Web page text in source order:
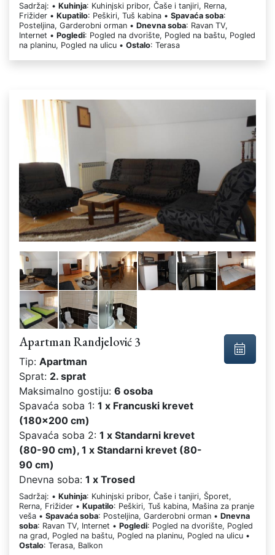
Sadržaj: • Kuhinja: Kuhinjski pribor, Čaše i tanjiri, Rerna,
Frižider • Kupatilo: Peškiri, Tuš kabina • Spavaća soba:
Posteljina, Garderobni orman • Dnevna soba: Ravan TV,
Internet • Pogledi: Pogled na dvorište, Pogled na baštu, Pogled
na planinu, Pogled na ulicu • Ostalo: Terasa
Apartman Randjelović 3
Tip: Apartman
Sprat: 2. sprat
Maksimalno gostiju: 6 osoba
Spavaća soba 1: 1 x Francuski krevet
(180x200 cm)
Spavaća soba 2: 1 x Standarni krevet
(80-90 cm), 1 x Standarni krevet (80-
90 cm)
Dnevna soba: 1 x Trosed
Sadržaj: • Kuhinja: Kuhinjski pribor, Čaše i tanjiri, Šporet,
Rerna, Frižider • Kupatilo: Peškiri, Tuš kabina, Mašina za pranje
veša • Spavaća soba: Posteljina, Garderobni orman • Dnevna
soba: Ravan TV, Internet • Pogledi: Pogled na dvorište, Pogled
na grad, Pogled na baštu, Pogled na planinu, Pogled na ulicu •
Ostalo: Terasa, Balkon